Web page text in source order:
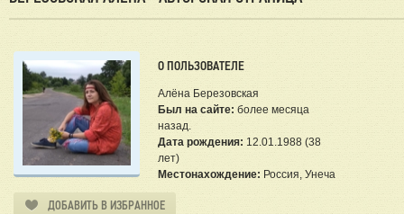
О ПОЛЬЗОВАТЕЛЕ
Алёна Березовская
Был на сайте: более месяца
назад.
Дата рождения: 12.01.1988 (38
лет)
Местонахождение: Россия, Унеча
ДОБАВИТЬ В ИЗБРАННОЕ